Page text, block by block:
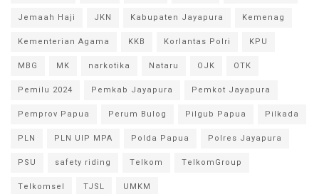
Jemaah Haji
JKN Kabupaten Jayapura
Kemenag
Kementerian Agama
KKB Korlantas Polri
KPU
MBG
MK narkotika Nataru OJK
OTK
Pemilu 2024
Pemkab Jayapura
Pemkot Jayapura
Pemprov Papua
Perum Bulog Pilgub Papua
Pilkada
PLN
PLN UIP MPA Polda Papua
Polres Jayapura
PSU
safety riding Telkom
TelkomGroup
Telkomsel
TJSL UMKM